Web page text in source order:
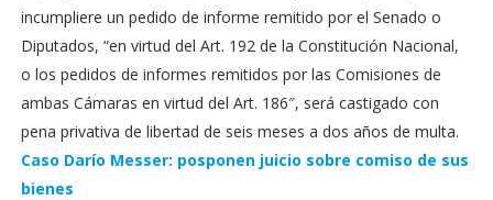
incumpliere un pedido de informe remitido por el Senado o
Diputados, “en virtud del Art. 192 de la Constitución Nacional,
o los pedidos de informes remitidos por las Comisiones de
ambas Cámaras en virtud del Art. 186″, será castigado con
pena privativa de libertad de seis meses a dos años de multa.
Caso Darío Messer: posponen juicio sobre comiso de sus
bienes